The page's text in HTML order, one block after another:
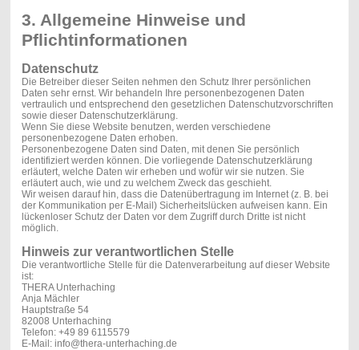
3. Allgemeine Hinweise und
Pflichtinformationen
Datenschutz
Die Betreiber dieser Seiten nehmen den Schutz Ihrer persönlichen
Daten sehr ernst. Wir behandeln Ihre personenbezogenen Daten
vertraulich und entsprechend den gesetzlichen Datenschutzvorschriften
sowie dieser Datenschutzerklärung.
Wenn Sie diese Website benutzen, werden verschiedene
personenbezogene Daten erhoben.
Personenbezogene Daten sind Daten, mit denen Sie persönlich
identifiziert werden können. Die vorliegende Datenschutzerklärung
erläutert, welche Daten wir erheben und wofür wir sie nutzen. Sie
erläutert auch, wie und zu welchem Zweck das geschieht.
Wir weisen darauf hin, dass die Datenübertragung im Internet (z. B. bei
der Kommunikation per E-Mail) Sicherheitslücken aufweisen kann. Ein
lückenloser Schutz der Daten vor dem Zugriff durch Dritte ist nicht
möglich.
Hinweis zur verantwortlichen Stelle
Die verantwortliche Stelle für die Datenverarbeitung auf dieser Website
ist:
THERA Unterhaching
Anja Mächler
Hauptstraße 54
82008 Unterhaching
Telefon: +49 89 6115579
E-Mail: info@thera-unterhaching.de